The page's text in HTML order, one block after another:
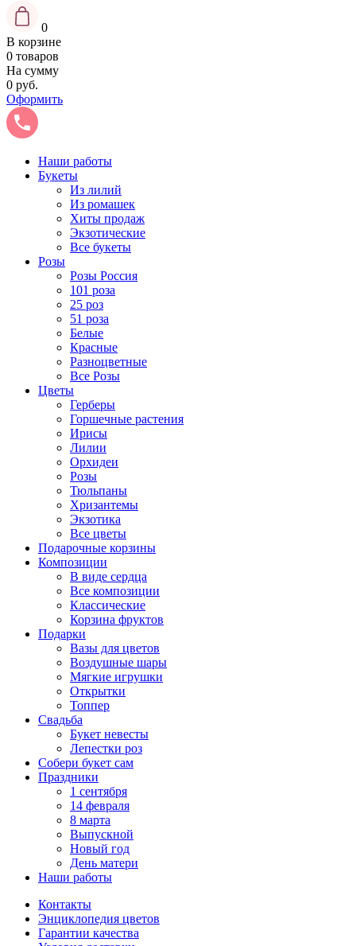
0
В корзине
0 товаров
На сумму
0 руб.
Оформить
Наши работы
Букеты
Из лилий
Из ромашек
Хиты продаж
Экзотические
Все букеты
Розы
Розы Россия
101 роза
25 роз
51 роза
Белые
Красные
Разноцветные
Все Розы
Цветы
Герберы
Горшечные растения
Ирисы
Лилии
Орхидеи
Розы
Тюльпаны
Хризантемы
Экзотика
Все цветы
Подарочные корзины
Композиции
В виде сердца
Все композиции
Классические
Корзина фруктов
Подарки
Вазы для цветов
Воздушные шары
Мягкие игрушки
Открытки
Топпер
Свадьба
Букет невесты
Лепестки роз
Собери букет сам
Праздники
1 сентября
14 февраля
8 марта
Выпускной
Новый год
День матери
Наши работы
Контакты
Энциклопедия цветов
Гарантии качества